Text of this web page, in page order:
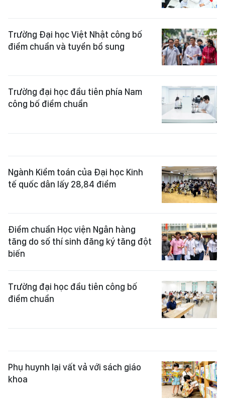
Trường Đại học Việt Nhật công bố
điểm chuẩn và tuyển bổ sung
Trường đại học đầu tiên phía Nam
công bố điểm chuẩn
Ngành Kiểm toán của Đại học Kinh
tế quốc dân lấy 28,84 điểm
Điểm chuẩn Học viện Ngân hàng
tăng do số thí sinh đăng ký tăng đột
biến
Trường đại học đầu tiên công bố
điểm chuẩn
Phụ huynh lại vất vả với sách giáo
khoa